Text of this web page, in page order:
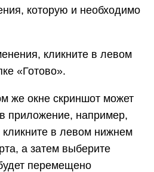
которую и необходимо
кликните в левом
«Готово».
же окне скриншот может
приложение, например,
в левом нижнем
а затем выберите
перемещено